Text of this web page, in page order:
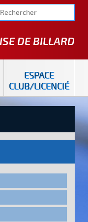
DEBILLARD
ESPACE
CLUB/LICENCIÉ